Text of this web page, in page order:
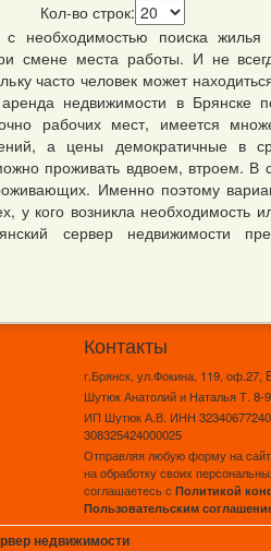
Кол-во строк:
с необходимостью поиска
смене места работы. И не
часто человек может
недвижимости в Брянске
рабочих мест, имеется
а цены демократичные в
проживать вдвоем, втроем. В
Именно поэтому
у кого возникла необходимость
сервер недвижимости
Контакты
г.Брянск, ул.Фокина, 119, оф.27,
Шутюк Анатолий и Наталья Т. 8-
ИП Шутюк А.В. ИНН
308325424000025
Отправляя любую форму на
на обработку своих
соглашаетесь с Политикой
Пользовательским
недвижимости